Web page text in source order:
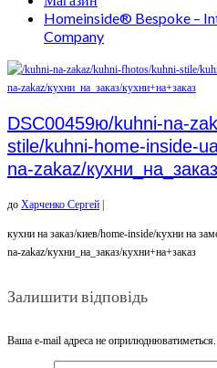
Homeinside® Bespoke –
Company
DSC00459ю/kuhni-na-
stile/kuhni-home-inside-
na-zakaz/
до Харченко Сергей
кухни на заказ/киев/home-inside/кухни на
na-zakaz/кухни_на_заказ/кухни+на+заказ
Залишити відповідь
Ваша e-mail адреса не оприлюднюватиметься.